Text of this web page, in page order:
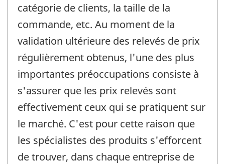
catégorie de clients, la taille de la
commande, etc. Au moment de la
validation ultérieure des relevés de prix
régulièrement obtenus, l'une des plus
importantes préoccupations consiste à
s'assurer que les prix relevés sont
effectivement ceux qui se pratiquent sur
le marché. C'est pour cette raison que
les spécialistes des produits s'efforcent
de trouver, dans chaque entreprise de